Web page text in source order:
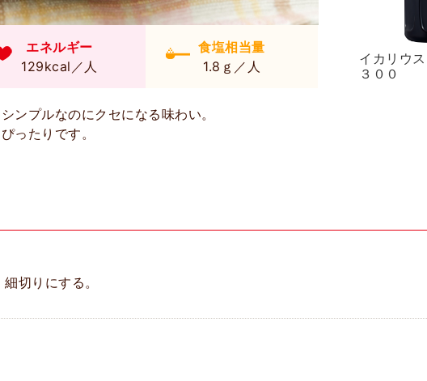
エネルギー
129kcal／人
食塩相当量
1.8ｇ／人
ンプルなのにクセになる味わい。
ったりです。
イカリウ
３００
切りにする。